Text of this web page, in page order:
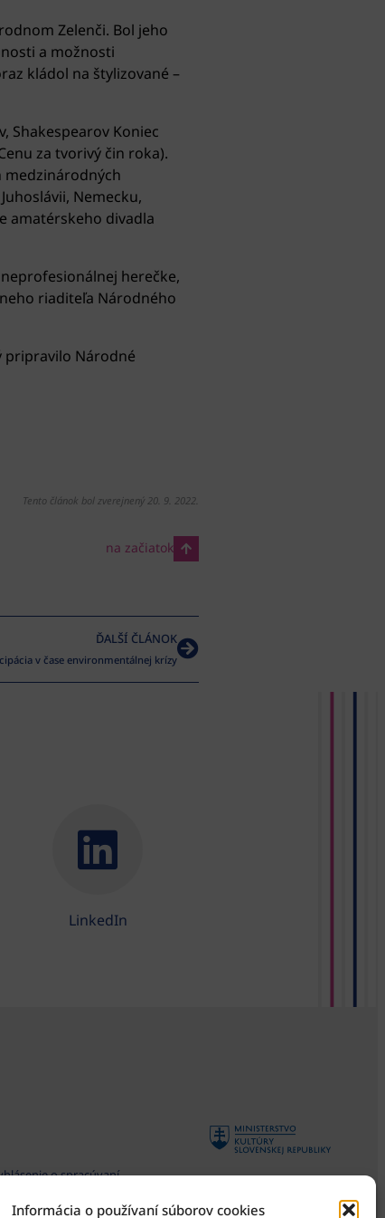
Informácia o používaní súborov cookies
Zelenči. Bol jeho
a možnosti
kládol na štylizované –
Shakespearov Koniec
za tvorivý čin roka).
medzinárodných
Nemecku,
amatérskeho divadla
herečke,
riaditeľa Národného
pripravilo Národné
Tento článok bol zverejnený 20. 9. 2022.
na začiatok
ĎALŠÍ ČLÁNOK
v čase environmentálnej krízy
LinkedIn
o spracúvaní